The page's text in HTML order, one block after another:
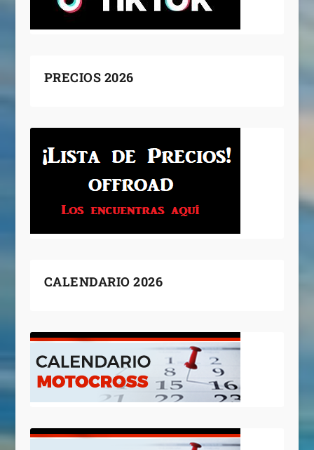
PRECIOS 2026
CALENDARIO 2026